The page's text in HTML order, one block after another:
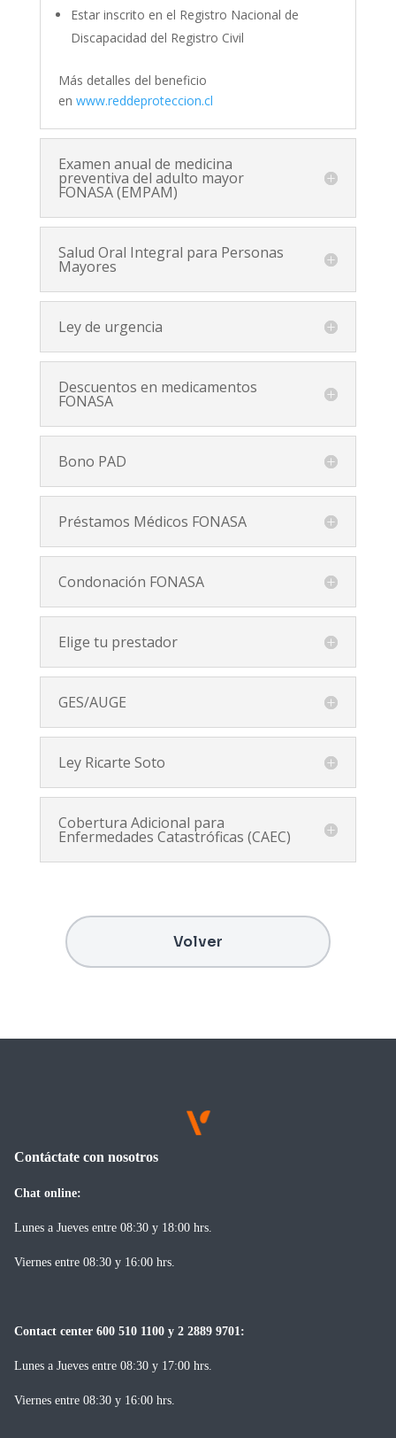
Estar inscrito en el Registro Nacional de
Discapacidad del Registro Civil
Más detalles del beneficio
en www.reddeproteccion.cl
Examen anual de medicina
preventiva del adulto mayor
FONASA (EMPAM)
Salud Oral Integral para Personas
Mayores
Ley de urgencia
Descuentos en medicamentos
FONASA
Bono PAD
Préstamos Médicos FONASA
Condonación FONASA
Elige tu prestador
GES/AUGE
Ley Ricarte Soto
Cobertura Adicional para
Enfermedades Catastróficas (CAEC)
Volver
Contáctate con nosotros
Chat online:
Lunes a Jueves entre 08:30 y 18:00 hrs.
Viernes entre 08:30 y 16:00 hrs.
Contact center 600 510 1100 y 2 2889 9701:
Lunes a Jueves entre 08:30 y 17:00 hrs.
Viernes entre 08:30 y 16:00 hrs.